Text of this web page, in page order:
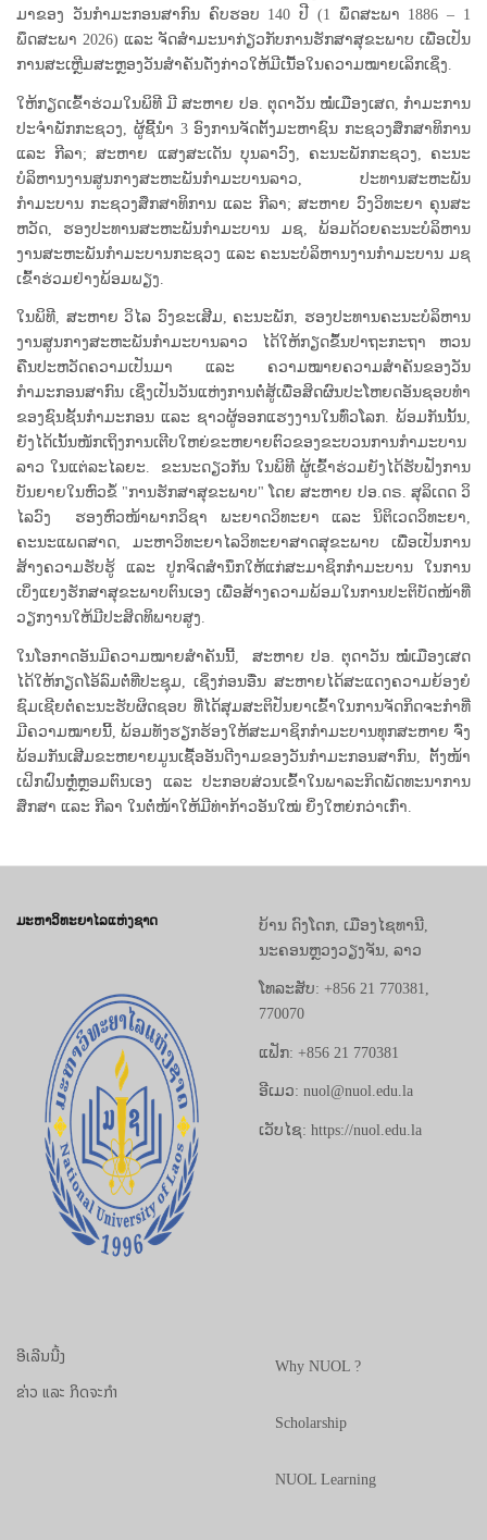
ມາຂອງ ວັນກຳມະກອນສາກົນ ຄົບຮອບ 140 ປີ (1 ພຶດສະພາ 1886 – 1
ພຶດສະພາ 2026) ແລະ ຈັດສຳມະນາກ່ຽວກັບການຮັກສາສຸຂະພາບ ເພື່ອເປັນ
ການສະເຫຼີມສະຫຼອງວັນສຳຄັນດັ່ງກ່າວໃຫ້ມີເນື້ອໃນຄວາມໝາຍເລິກເຊິ່ງ.
ໃຫ້ກຽດເຂົ້າຮ່ວມໃນພິທີ ມີ ສະຫາຍ ປອ. ຕຸດາວັນ ໝໍ່ເມືອງເສດ, ກຳມະການ
ປະຈຳພັກກະຊວງ, ຜູ້ຊີ້ນຳ 3 ອົງການຈັດຕັ້ງມະຫາຊົນ ກະຊວງສຶກສາທິການ
ແລະ ກີລາ; ສະຫາຍ ແສງສະເດັນ ບຸນລາວົງ, ຄະນະພັກກະຊວງ, ຄະນະ
ບໍລິຫານງານສູນກາງສະຫະພັນກຳມະບານລາວ, ປະທານສະຫະພັນ
ກຳມະບານ ກະຊວງສຶກສາທິການ ແລະ ກີລາ; ສະຫາຍ ວົງວິທະຍາ ຄຸນສະ
ຫວັດ, ຮອງປະທານສະຫະພັນກຳມະບານ ມຊ, ພ້ອມດ້ວຍຄະນະບໍລິຫານ
ງານສະຫະພັນກຳມະບານກະຊວງ ແລະ ຄະນະບໍລິຫານງານກຳມະບານ ມຊ
ເຂົ້າຮ່ວມຢ່າງພ້ອມພຽງ.
ໃນພິທີ, ສະຫາຍ ວິໄລ ວົງຂະເສີມ, ຄະນະພັກ, ຮອງປະທານຄະນະບໍລິຫານ
ງານສູນກາງສະຫະພັນກຳມະບານລາວ ໄດ້ໃຫ້ກຽດຂຶ້ນປາຖະກະຖາ ຫວນ
ຄືນປະຫວັດຄວາມເປັນມາ ແລະ ຄວາມໝາຍຄວາມສຳຄັນຂອງວັນ
ກຳມະກອນສາກົນ ເຊິ່ງເປັນວັນແຫ່ງການຕໍ່ສູ້ເພື່ອສິດຜົນປະໂຫຍດອັນຊອບທຳ
ຂອງຊົນຊັ້ນກຳມະກອນ ແລະ ຊາວຜູ້ອອກແຮງງານໃນທົ່ວໂລກ. ພ້ອມກັນນັ້ນ,
ຍັງໄດ້ເນັ້ນໜັກເຖິງການເຕີບໃຫຍ່ຂະຫຍາຍຕົວຂອງຂະບວນການກຳມະບານ
ລາວ ໃນແຕ່ລະໄລຍະ. ຂະນະດຽວກັນ ໃນພິທີ ຜູ້ເຂົ້າຮ່ວມຍັງໄດ້ຮັບຟັງການ
ບັນຍາຍໃນຫົວຂໍ້ "ການຮັກສາສຸຂະພາບ" ໂດຍ ສະຫາຍ ປອ.ດຣ. ສຸລິເດດ ວິ
ໄລວົງ ຮອງຫົວໜ້າພາກວິຊາ ພະຍາດວິທະຍາ ແລະ ນິຕິເວດວິທະຍາ,
ຄະນະແພດສາດ, ມະຫາວິທະຍາໄລວິທະຍາສາດສຸຂະພາບ ເພື່ອເປັນການ
ສ້າງຄວາມຮັບຮູ້ ແລະ ປູກຈິດສຳນຶກໃຫ້ແກ່ສະມາຊິກກຳມະບານ ໃນການ
ເບິ່ງແຍງຮັກສາສຸຂະພາບຕົນເອງ ເພື່ອສ້າງຄວາມພ້ອມໃນການປະຕິບັດໜ້າທີ່
ວຽກງານໃຫ້ມີປະສິດທິພາບສູງ.
ໃນໂອກາດອັນມີຄວາມໝາຍສໍາຄັນນີ້, ສະຫາຍ ປອ. ຕຸດາວັນ ໝໍ່ເມືອງເສດ
ໄດ້ໃຫ້ກຽດໂອ້ລົມຕໍ່ທີ່ປະຊຸມ, ເຊິ່ງກ່ອນອື່ນ ສະຫາຍໄດ້ສະແດງຄວາມຍ້ອງຍໍ
ຊົມເຊີຍຕໍ່ຄະນະຮັບຜິດຊອບ ທີ່ໄດ້ສຸມສະຕິປັນຍາເຂົ້າໃນການຈັດກິດຈະກຳທີ່
ມີຄວາມໝາຍນີ້, ພ້ອມທັງຮຽກຮ້ອງໃຫ້ສະມາຊິກກຳມະບານທຸກສະຫາຍ ຈົ່ງ
ພ້ອມກັນເສີມຂະຫຍາຍມູນເຊື້ອອັນດີງາມຂອງວັນກຳມະກອນສາກົນ, ຕັ້ງໜ້າ
ເຝິກຝົນຫຼໍ່ຫຼອມຕົນເອງ ແລະ ປະກອບສ່ວນເຂົ້າໃນພາລະກິດພັດທະນາການ
ສຶກສາ ແລະ ກີລາ ໃນຕໍ່ໜ້າໃຫ້ມີທ່າກ້າວອັນໃໝ່ ຍິ່ງໃຫຍ່ກວ່າເກົ່າ.
ມະຫາວິທະຍາໄລແຫ່ງຊາດ
ບ້ານ ດົງໂດກ, ເມືອງໄຊທານີ,
ນະຄອນຫຼວງວຽງຈັນ, ລາວ
ໂທລະສັບ: +856 21 770381,
770070
ແຟັກ: +856 21 770381
ອີເມວ: nuol@nuol.edu.la
ເວັບໄຊ: https://nuol.edu.la
ອີເລີນນີ້ງ
ຂ່າວ ແລະ ກິດຈະກຳ
Why NUOL ?
Scholarship
NUOL Learning